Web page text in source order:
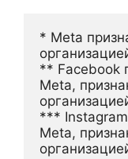
* Meta
** Facebook
Meta,
***
Meta,